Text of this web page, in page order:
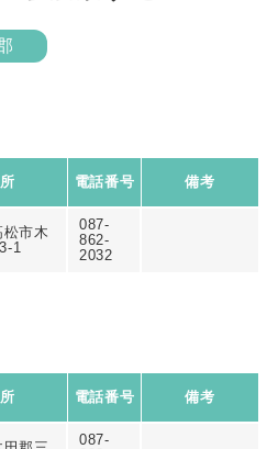
電話番号 備考
市木
1
087-
862-
2032
電話番号 備考
087-